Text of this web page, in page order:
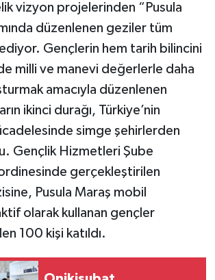
vizyon projelerinden “Pusula
düzenlenen geziler tüm
ediyor. Gençlerin hem tarih bilincini
milli ve manevi değerlerle daha
amacıyla düzenlenen
ikinci durağı, Türkiye’nin
simge şehirlerden
Gençlik Hizmetleri Şube
gerçekleştirilen
Pusula Maraş mobil
olarak kullanan gençler
100 kişi katıldı.